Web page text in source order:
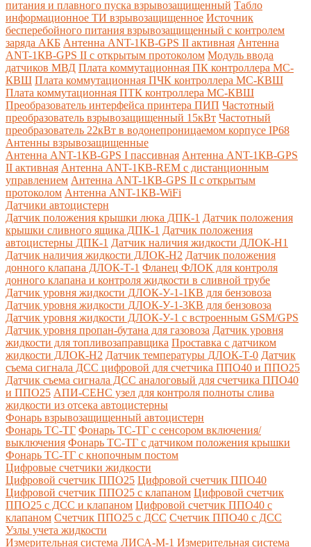
питания и плавного пуска взрывозащищенный Табло
информационное ТИ взрывозащищенное Источник
бесперебойного питания взрывозащищенный с контролем
заряда АКБ Антенна ANT-1КВ-GPS II активная Антенна
ANT-1КВ-GPS II с открытым протоколом Модуль ввода
датчиков МВД Плата коммутационная ПК контроллера МС-
КВШ Плата коммутационная ПЧК контроллера МС-КВШ
Плата коммутационная ПТК контроллера МС-КВШ
Преобразователь интерфейса принтера ПИП Частотный
преобразователь взрывозащищенный 15кВт Частотный
преобразователь 22кВт в водонепроницаемом корпусе IP68
Антенны взрывозащищенные
Антенна ANT-1КВ-GPS I пассивная Антенна ANT-1КВ-GPS
II активная Антенна ANT-1КВ-REM c дистанционным
управлением Антенна ANT-1КВ-GPS II с открытым
протоколом Антенна ANT-1КВ-WiFi
Датчики автоцистерн
Датчик положения крышки люка ДПК-1 Датчик положения
крышки сливного ящика ДПК-1 Датчик положения
автоцистерны ДПК-1 Датчик наличия жидкости ДЛОК-Н1
Датчик наличия жидкости ДЛОК-Н2 Датчик положения
донного клапана ДЛОК-Т-1 Фланец ФЛОК для контроля
донного клапана и контроля жидкости в сливной трубе
Датчик уровня жидкости ДЛОК-У-1-1КВ для бензовоза
Датчик уровня жидкости ДЛОК-У-1-3КВ для бензовоза
Датчик уровня жидкости ДЛОК-У-1 с встроенным GSM/GPS
Датчик уровня пропан-бутана для газовоза Датчик уровня
жидкости для топливозаправщика Проставка с датчиком
жидкости ДЛОК-Н2 Датчик температуры ДЛОК-Т-0 Датчик
съема сигнала ДСС цифровой для счетчика ППО40 и ППО25
Датчик съема сигнала ДСС аналоговый для счетчика ППО40
и ППО25 АПИ-СЕНС узел для контроля полноты слива
жидкости из отсека автоцистерны
Фонарь взрывозащищенный автоцистерн
Фонарь ТС-ТГ Фонарь ТС-ТГ с сенсором включения/
выключения Фонарь ТС-ТГ с датчиком положения крышки
Фонарь ТС-ТГ с кнопочным постом
Цифровые счетчики жидкости
Цифровой счетчик ППО25 Цифровой счетчик ППО40
Цифровой счетчик ППО25 с клапаном Цифровой счетчик
ППО25 с ДСС и клапаном Цифровой счетчик ППО40 с
клапаном Счетчик ППО25 с ДСС Счетчик ППО40 с ДСС
Узлы учета жидкости
Измерительная система ЛИСА-М-1 Измерительная система